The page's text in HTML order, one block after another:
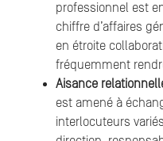
professionnel est
chiffre d’affaires
en étroite
fréquemment
Aisance
est amené à
interlocuteurs